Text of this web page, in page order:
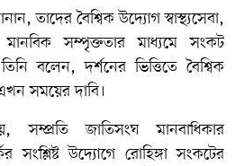
তাদের বৈশ্বিক উদ্যোগ স্বাস্থ্যসেবা,
সম্পৃক্ততার মাধ্যমে সংকট
বলেন, দর্শনের ভিত্তিতে বৈশ্বিক
সময়ের দাবি।
সম্প্রতিজাতিসংঘমানবাধিকার
সংশ্লিষ্ট উদ্যোগে রোহিঙ্গা সংকটের